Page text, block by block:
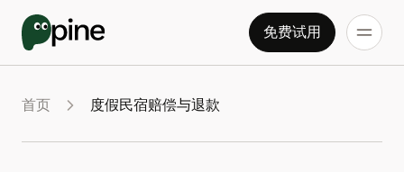
免费试用
首页 度假民宿赔偿与退款